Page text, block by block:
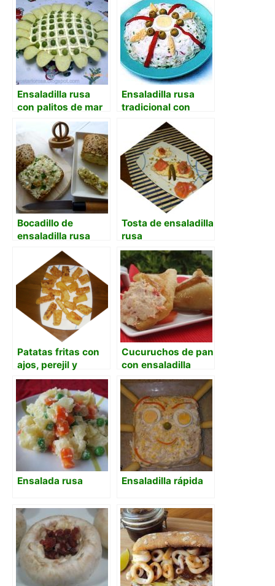
Ensaladilla rusa
con palitos de mar
y piquillos
Ensaladilla rusa
tradicional con
espárragos
Bocadillo de
ensaladilla rusa
Tosta de ensaladilla
rusa
Patatas fritas con
ajos, perejil y
vinagre
Cucuruchos de pan
con ensaladilla
Ensalada rusa Ensaladilla rápida